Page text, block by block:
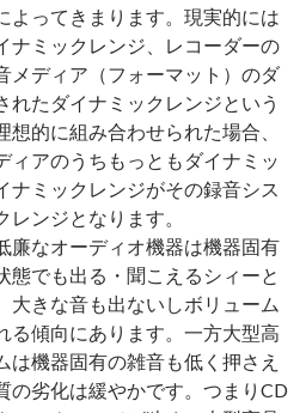
よってきまります。現実的には
ナミックレンジ、レコーダーの
メディア（フォーマット）のダ
れたダイナミックレンジという
想的に組み合わせられた場合、
ィアのうちもっともダイナミッ
ナミックレンジがその録音シス
ンジとなります。
廉なオーディオ機器は機器固有
態でも出る・聞こえるシィーと
大きな音も出ないしボリューム
る傾向にあります。一方大型高
は機器固有の雑音も低く押さえ
の劣化は緩やかです。つまりCD